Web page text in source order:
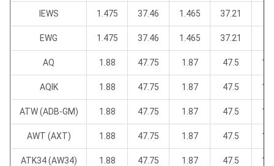
IEWS 1.475 37.46 1.465 37.21
EWG 1.475 37.46 1.465 37.21
AQ 1.88 47.75 1.87 47.5
AQIK 1.88 47.75 1.87 47.5
ATW (ADB-GM) 1.88 47.75 1.87 47.5
AWT (AXT) 1.88 47.75 1.87 47.5
ATK34 (AW34) 1.88 47.75 1.87 47.5